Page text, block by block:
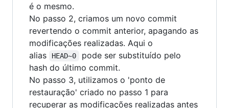
é o mesmo.
No passo 2, criamos um novo commit
revertendo o commit anterior, apagando as
modificações realizadas. Aqui o
alias
HEAD~0
pode ser substituído pelo
hash do último commit.
No passo 3, utilizamos o 'ponto de
restauração' criado no passo 1 para
recuperar as modificações realizadas antes